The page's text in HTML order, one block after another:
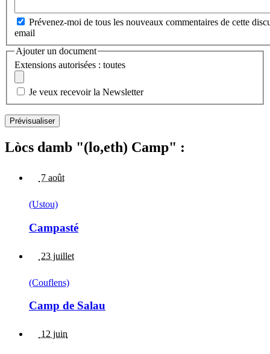
Prévenez-moi de tous les nouveaux commentaires de cette
email
Ajouter un document
Extensions autorisées : toutes
Je veux recevoir la Newsletter
Lòcs damb "(lo,eth) Camp" :
7 août
(Ustou)
Campasté
23 juillet
(Couflens)
Camp de Salau
12 juin